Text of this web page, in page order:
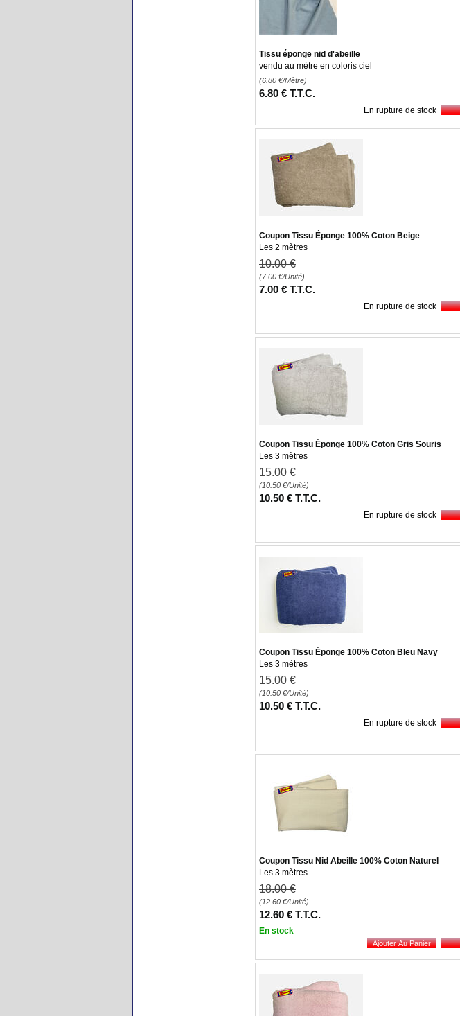
Tissu éponge nid d'abeille
vendu au mètre en coloris ciel
(6.80 €/Mètre)
6.80 € T.T.C.
En rupture de stock
Coupon Tissu Éponge 100% Coton Beige
Les 2 mètres
10.00 €
(7.00 €/Unité)
7.00 € T.T.C.
En rupture de stock
Coupon Tissu Éponge 100% Coton Gris Souris
Les 3 mètres
15.00 €
(10.50 €/Unité)
10.50 € T.T.C.
En rupture de stock
Coupon Tissu Éponge 100% Coton Bleu Navy
Les 3 mètres
15.00 €
(10.50 €/Unité)
10.50 € T.T.C.
En rupture de stock
Coupon Tissu Nid Abeille 100% Coton Naturel
Les 3 mètres
18.00 €
(12.60 €/Unité)
12.60 € T.T.C.
En stock